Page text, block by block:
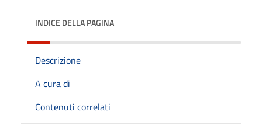
INDICE DELLA PAGINA
Descrizione
A cura di
Contenuti correlati